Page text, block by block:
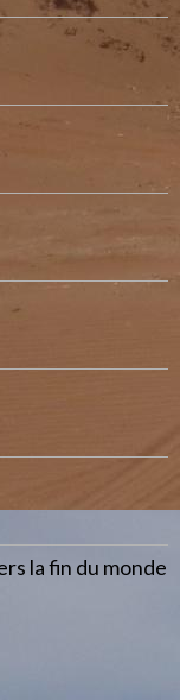
la fin du monde